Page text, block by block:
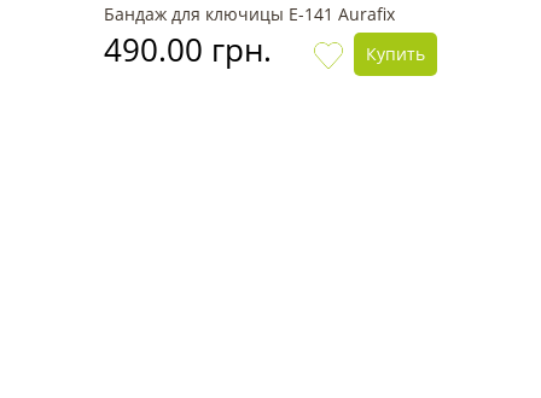
Бандаж для ключицы Е-141 Aurafix
490.00 грн. Купить